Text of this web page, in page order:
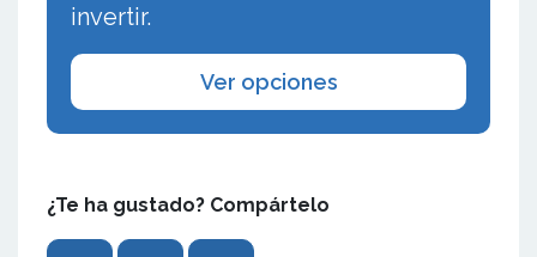
invertir.
Ver opciones
¿Te ha gustado? Compártelo